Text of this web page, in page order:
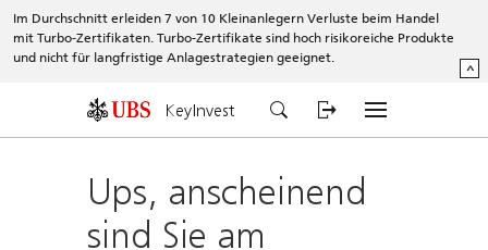
Im Durchschnitt erleiden 7 von 10 Kleinanlegern Verluste beim Handel
mit Turbo-Zertifikaten. Turbo-Zertifikate sind hoch risikoreiche Produkte
und nicht für langfristige Anlagestrategien geeignet.
^
KeyInvest
Ups, anscheinend
sind Sie am